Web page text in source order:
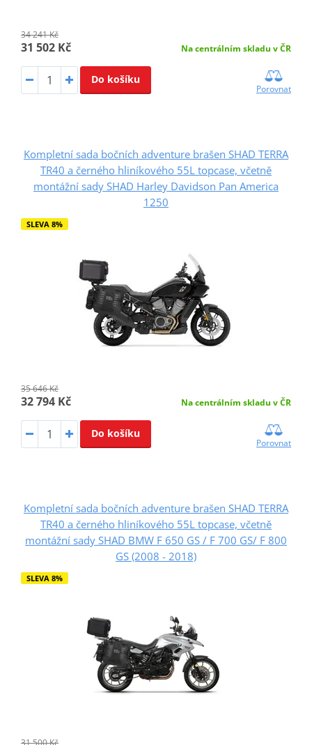
34 241 Kč
31 502 Kč Na centrálním skladu v ČR
Do košíku
Porovnat
Kompletní sada bočních adventure brašen SHAD TERRA
TR40 a černého hliníkového 55L topcase, včetně
montážní sady SHAD Harley Davidson Pan America
1250
SLEVA 8%
35 646 Kč
32 794 Kč Na centrálním skladu v ČR
Do košíku
Porovnat
Kompletní sada bočních adventure brašen SHAD TERRA
TR40 a černého hliníkového 55L topcase, včetně
montážní sady SHAD BMW F 650 GS / F 700 GS/ F 800
GS (2008 - 2018)
SLEVA 8%
31 500 Kč